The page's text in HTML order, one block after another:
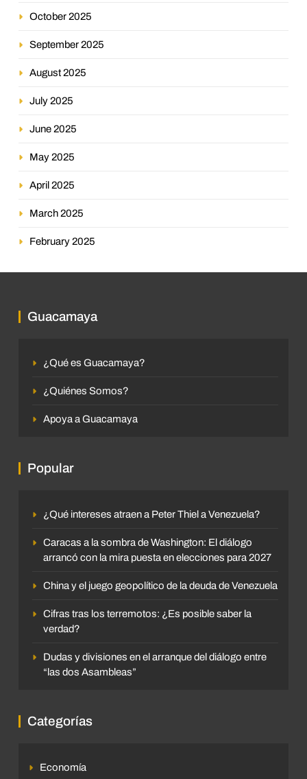
October 2025
September 2025
August 2025
July 2025
June 2025
May 2025
April 2025
March 2025
February 2025
Guacamaya
¿Qué es Guacamaya?
¿Quiénes Somos?
Apoya a Guacamaya
Popular
¿Qué intereses atraen a Peter Thiel a Venezuela?
Caracas a la sombra de Washington: El diálogo
arrancó con la mira puesta en elecciones para 2027
China y el juego geopolítico de la deuda de Venezuela
Cifras tras los terremotos: ¿Es posible saber la
verdad?
Dudas y divisiones en el arranque del diálogo entre
“las dos Asambleas”
Categorías
Economía